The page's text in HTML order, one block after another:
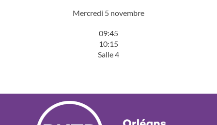
Mercredi 5 novembre
09:45
10:15
Salle 4